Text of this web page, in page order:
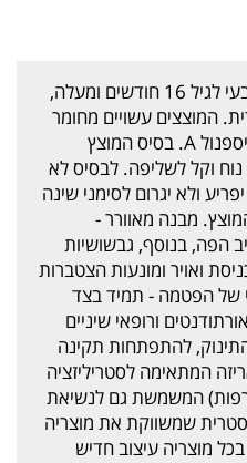
זוג מוצצי מאמ מלטקס/גומי טבעי לגיל 16 חודשים ומעלה,
המוצצים עשויים מחומר
בטוח לשימוש שאינו מפריש ביספנול A. בסיס המוצץ
וקל לשליפה. לבסיס לא
ולא יגרום לסימני שינה
מבנה מאוורר -
הפה, בנוסף, גבשושיות
ואויר ומונעות הצטברות
של הפטמה - תמיד בצד
ורופאי שיניים
להתפתחות תקינה
המתאימה לסטריליזציה
המשמשת גם לנשיאת
שמשווקת את מוצריה
בכל מוצריה עיצוב חדיש